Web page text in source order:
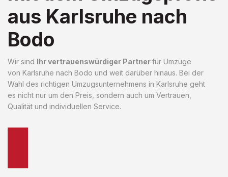
aus Karlsruhe nach
Bodo
Wir sind Ihr vertrauenswürdiger Partnerfür Umzüge
von Karlsruhe nach Bodo und weit darüber hinaus. Bei der
Wahl des richtigen Umzugsunternehmens in Karlsruhe geht
es nicht nur um den Preis, sondern auch um Vertrauen,
Qualität und individuellen Service.